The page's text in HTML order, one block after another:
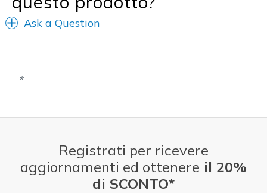
Ask a Question
Registrati per ricevere
aggiornamenti ed ottenere il 20%
di SCONTO*